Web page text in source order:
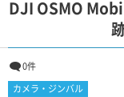
DJI OSMO
0件
カメラ・ジンバル